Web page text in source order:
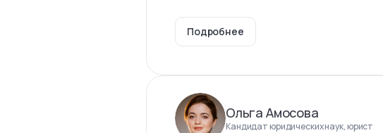
Подробнее
Ольга Амосова
Кандидат юридических наук, юрист